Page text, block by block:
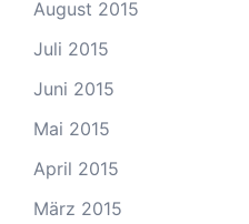
August 2015
Juli 2015
Juni 2015
Mai 2015
April 2015
März 2015